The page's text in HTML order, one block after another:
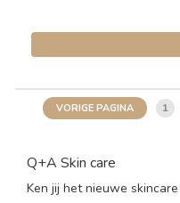
VORIGE PAGINA 1
Q+A Skin care
Ken jij het nieuwe